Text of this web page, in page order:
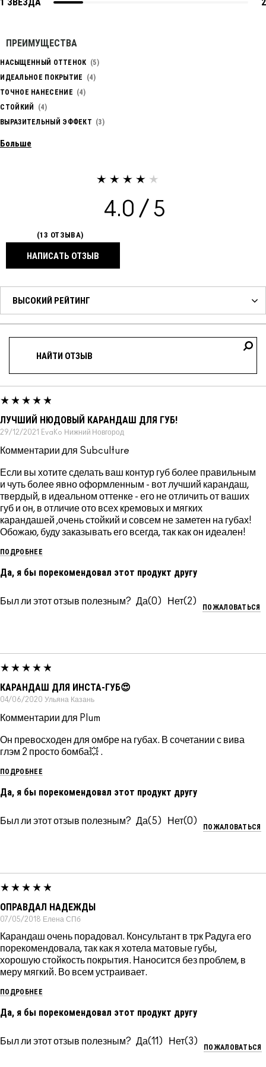
ПРЕИМУЩЕСТВА
НАСЫЩЕННЫЙ ОТТЕНОК
5
ИДЕАЛЬНОЕ ПОКРЫТИЕ
4
ТОЧНОЕ НАНЕСЕНИЕ
4
СТОЙКИЙ
4
ВЫРАЗИТЕЛЬНЫЙ ЭФФЕКТ
3
Больше
4.0
13 ОТЗЫВА
НАПИСАТЬ ОТЗЫВ
ЛУЧШИЙ НЮДОВЫЙ КАРАНДАШ ДЛЯ ГУБ!
29/12/2021 EvaKo Нижний Новгород
Комментарии для Subculture
Если вы хотите сделать ваш контур губ более правильным
и чуть более явно оформленным - вот лучший карандаш,
твердый, в идеальном оттенке - его не отличить от ваших
губ и он, в отличие ото всех кремовых и мягких
карандашей ,очень стойкий и совсем не заметен на губах!
Обожаю, буду заказывать его всегда, так как он идеален!
ПОДРОБНЕЕ
Да, я бы порекомендовал этот продукт другу
Был ли этот отзыв полезным? 0 2
ПОЖАЛОВАТЬСЯ
КАРАНДАШ ДЛЯ ИНСТА-ГУБ😍
04/06/2020 Ульяна Казань
Комментарии для Plum
Он превосходен для омбре на губах. В сочетании с вива
глэм 2 просто бомба💥 .
ПОДРОБНЕЕ
Да, я бы порекомендовал этот продукт другу
Был ли этот отзыв полезным? 5 0
ПОЖАЛОВАТЬСЯ
ОПРАВДАЛ НАДЕЖДЫ
07/05/2018 Елена СПб
Карандаш очень порадовал. Консультант в трк Радуга его
порекомендовала, так как я хотела матовые губы,
хорошую стойкость покрытия. Наносится без проблем, в
меру мягкий. Во всем устраивает.
ПОДРОБНЕЕ
Да, я бы порекомендовал этот продукт другу
Был ли этот отзыв полезным? 11 3
ПОЖАЛОВАТЬСЯ